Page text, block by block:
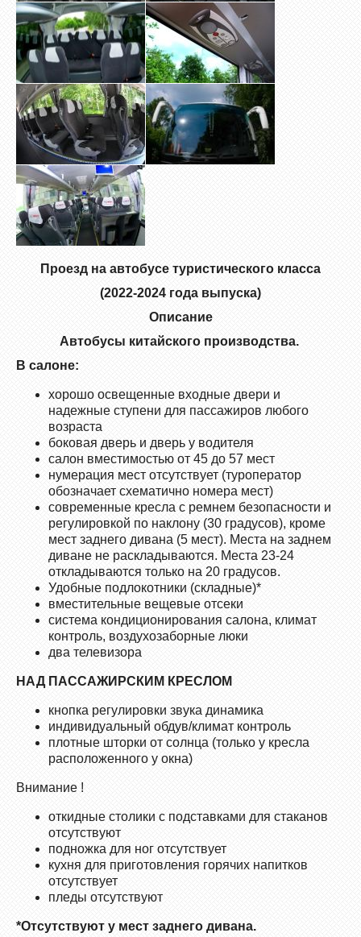
Проезд на автобусе туристического класса
(2022-2024 года выпуска)
Описание
Автобусы китайского производства.
В салоне:
хорошо освещенные входные двери и
надежные ступени для пассажиров любого
возраста
боковая дверь и дверь у водителя
салон вместимостью от 45 до 57 мест
нумерация мест отсутствует (туроператор
обозначает схематично номера мест)
современные кресла с ремнем безопасности и
регулировкой по наклону (30 градусов), кроме
мест заднего дивана (5 мест). Места на заднем
диване не раскладываются. Места 23-24
откладываются только на 20 градусов.
Удобные подлокотники (складные)*
вместительные вещевые отсеки
система кондиционирования салона, климат
контроль, воздухозаборные люки
два телевизора
НАД ПАССАЖИРСКИМ КРЕСЛОМ
кнопка регулировки звука динамика
индивидуальный обдув/климат контроль
плотные шторки от солнца (только у кресла
расположенного у окна)
Внимание !
откидные столики с подставками для стаканов
отсутствуют
подножка для ног отсутствует
кухня для приготовления горячих напитков
отсутствует
пледы отсутствуют
*Отсутствуют у мест заднего дивана.